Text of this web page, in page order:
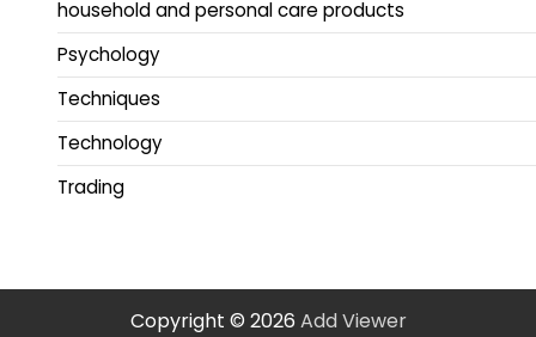
household and personal care products
Psychology
Techniques
Technology
Trading
Copyright © 2026 Add Viewer